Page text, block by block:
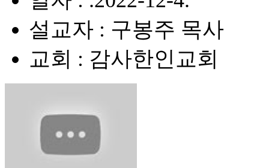
설교자 : 구봉주 목사
교회 : 감사한인교회